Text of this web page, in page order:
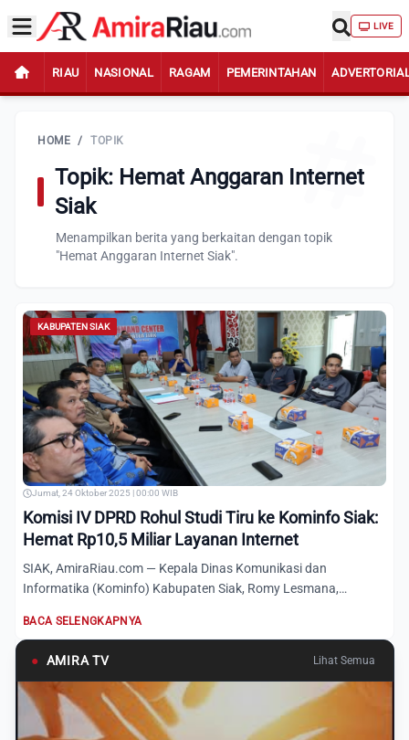
LIVE
RIAU NASIONAL RAGAM PEMERINTAHAN
HOME / TOPIK
Topik: Hemat Anggaran Internet
Siak
Menampilkan berita yang berkaitan dengan topik
"Hemat Anggaran Internet Siak".
KABUPATEN SIAK
Jumat, 24 Oktober 2025 | 00:00 WIB
Komisi IV DPRD Rohul Studi Tiru ke Kominfo Siak:
Hemat Rp10,5 Miliar Layanan Internet
SIAK, AmiraRiau.com — Kepala Dinas Komunikasi dan
Informatika (Kominfo) Kabupaten Siak, Romy Lesmana,
BACA SELENGKAPNYA
● AMIRA TV Lihat Semua